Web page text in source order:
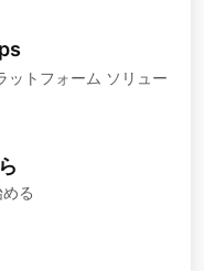
ットフォーム ソリュー
る